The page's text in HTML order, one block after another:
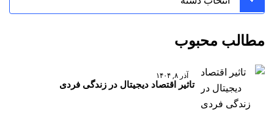
مطالب محبوب
آذر ۸, ۱۴۰۴
تاثیر اقتصاد دیجیتال در زندگی فردی